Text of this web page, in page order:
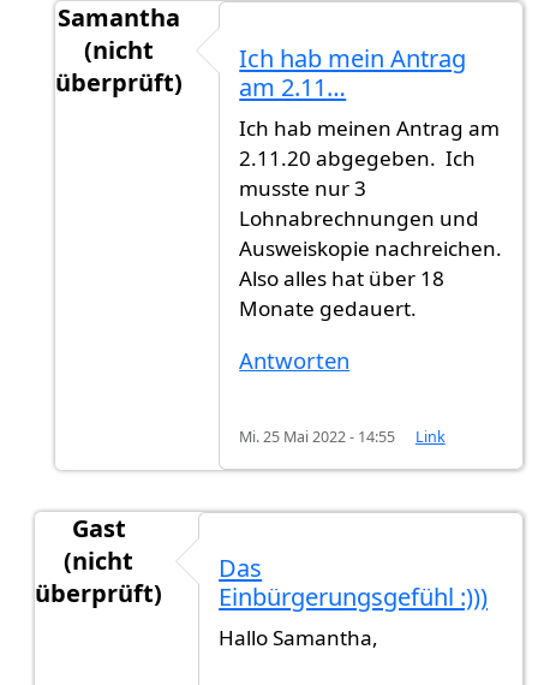
Samantha
(nicht
überprüft)
Glückwunsch Samantha.…
Ich hab mein Antrag
am 2.11…
Ich hab meinen Antrag am
2.11.20 abgegeben. Ich
musste nur 3
Lohnabrechnungen und
Ausweiskopie nachreichen.
Also alles hat über 18
Monate gedauert.
Antworten
Mi. 25 Mai 2022 - 14:55 Link
Gast
(nicht
überprüft)
ENDLICH!!!!! Samantha (nicht
Das
Einbürgerungsgefühl :)))
Hallo Samantha,